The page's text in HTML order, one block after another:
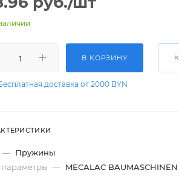
В КОРЗИНУ
доставка от 2000 BYN
— Пружины
параметры — MECALAC